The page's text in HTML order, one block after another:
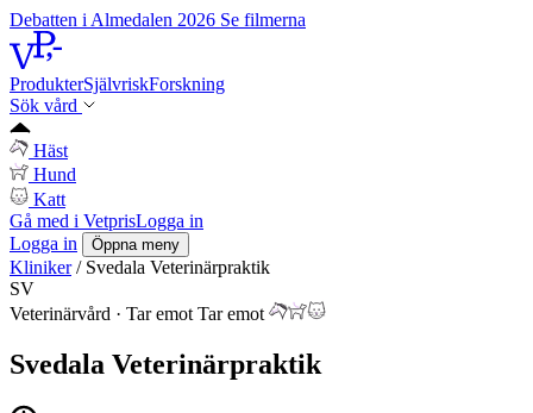
Debatten i Almedalen 2026 Se filmerna
ProdukterSjälvriskForskning
Sök vård
Häst
Hund
Katt
Gå med i VetprisLogga in
Logga in
Öppna meny
Kliniker / Svedala Veterinärpraktik
SV
Veterinärvård · Tar emot Tar emot
Svedala Veterinärpraktik